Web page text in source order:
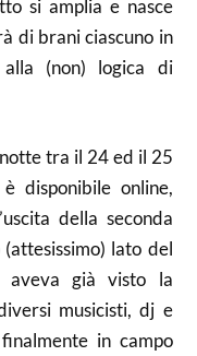
si amplia e nasce
di brani ciascuno in
alla (non) logica di
tra il 24 ed il 25
disponibile online,
della seconda
lato del
aveva già visto la
musicisti, dj e
in campo